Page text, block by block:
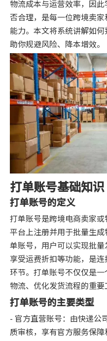
物流成本与运营效率，因
否合理，是每一位跨境卖
能力。本文将系统讲解如
助你规避风险、降本增效。
打单账号基础知识
打单账号的定义
打单账号是跨境电商卖家
平台上注册并用于批量生
单账号，用户可以实现批量
享受运费折扣等功能，是
环节。打单账号不仅仅是
物流、优化发货流程的重要
打单账号的主要类型
- 官方直营账号：由快递公
质审核，享有官方服务保障